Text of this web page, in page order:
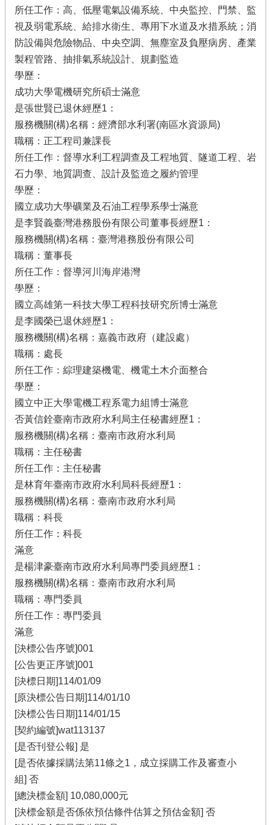
所任工作：高、低壓電氣設備系統、中央監控、門禁、監
視及弱電系統、給排水衛生、專用下水道及水措系統；消
防設備與危險物品、中央空調、無塵室及負壓病房、產業
製程管路、抽排氣系統設計、規劃監造
學歷：
成功大學電機研究所碩士滿意
是張世賢已退休經歷1：
服務機關(構)名稱：經濟部水利署(南區水資源局)
職稱：正工程司兼課長
所任工作：督導水利工程調查及工程地質、隧道工程、岩
石力學、地質調查、設計及監造之履約管理
學歷：
國立成功大學礦業及石油工程學系學士滿意
是李賢義臺灣港務股份有限公司董事長經歷1：
服務機關(構)名稱：臺灣港務股份有限公司
職稱：董事長
所任工作：督導河川海岸港灣
學歷：
國立高雄第一科技大學工程科技研究所博士滿意
是李國榮已退休經歷1：
服務機關(構)名稱：嘉義市政府（建設處）
職稱：處長
所任工作：綜理建築機電、機電土木介面整合
學歷：
國立中正大學電機工程系電力組博士滿意
否黃信銓臺南市政府水利局主任秘書經歷1：
服務機關(構)名稱：臺南市政府水利局
職稱：主任秘書
所任工作：主任秘書
是林育年臺南市政府水利局科長經歷1：
服務機關(構)名稱：臺南市政府水利局
職稱：科長
所任工作：科長
滿意
是楊津豪臺南市政府水利局專門委員經歷1：
服務機關(構)名稱：臺南市政府水利局
職稱：專門委員
所任工作：專門委員
滿意
[決標公告序號]001
[公告更正序號]001
[決標日期]114/01/09
[原決標公告日期]114/01/10
[決標公告日期]114/01/15
[契約編號]wat113137
[是否刊登公報] 是
[是否依據採購法第11條之1，成立採購工作及審查小
組] 否
[總決標金額] 10,080,000元
[決標金額是否係依預估條件估算之預估金額] 否